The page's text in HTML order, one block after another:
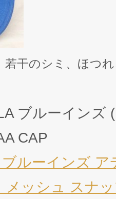
干のシミ、ほつ
ブルーインズ
CAP
ブルーインズ ア
メッシュ スナ